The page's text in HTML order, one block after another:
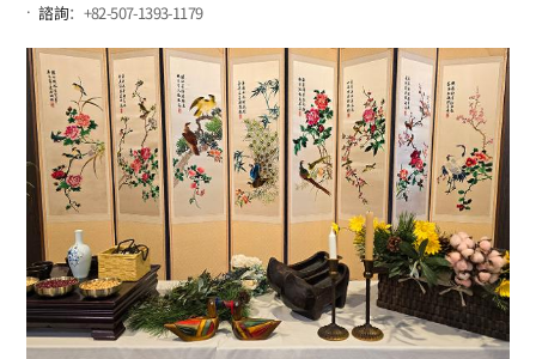
諮詢：+82-507-1393-1179